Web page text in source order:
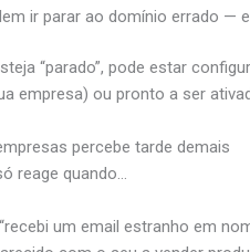
ir parar ao domínio errado —
“parado”, pode estar
empresa) ou pronto a ser
percebe tarde demais
reage quando…
um email estranho em